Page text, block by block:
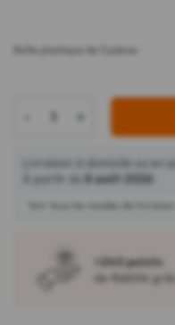
Boîte plastique de 3 pièces
+
Livraison à domicile ou en
À partir du 8 août 2026
Voir tous les modes de livraison
+240 points
de fidélité